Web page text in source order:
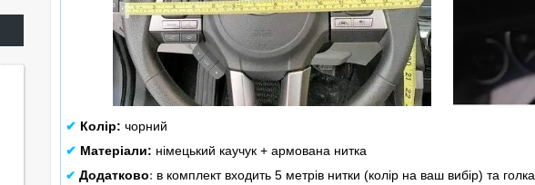
✔ Колір: чорний
✔ Матеріали: німецький каучук + армована нитка
✔ Додатково: в комплект входить 5 метрів нитки (колір на ваш вибір) та голка